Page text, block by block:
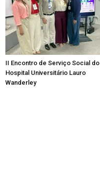
II Encontro de Serviço Social do
Hospital Universitário Lauro
Wanderley